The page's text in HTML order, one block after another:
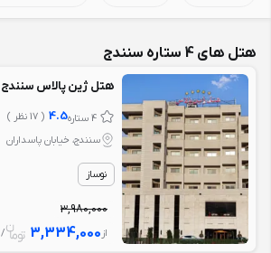
هتل های 4 ستاره سنندج
هتل ژین پالاس سنندج
4 ستاره 4.5 ( 17 نظر )
سنندج، خیابان پاسداران
نوساز
3,980,000
از 3,334,000 / 1 شب